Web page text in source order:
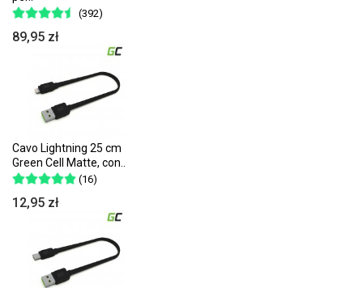
(392)
89,95 zł
Cavo Lightning 25 cm
Green Cell Matte, con..
(16)
12,95 zł